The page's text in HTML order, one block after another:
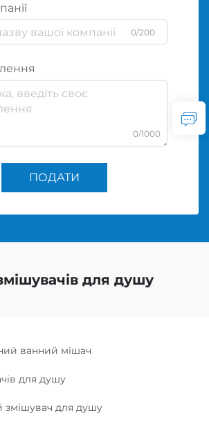
0/200
0/1000
ПОДАТИ
для душу
ванний мішач
для душу
змішувач для душу